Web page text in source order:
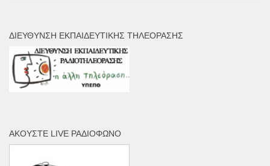
ΔΙΕΎΘΥΝΣΗ ΕΚΠΑΙΔΕΥΤΙΚΉΣ ΤΗΛΕΌΡΑΣΗΣ
ΑΚΟΎΣΤΕ LIVE ΡΑΔΙΌΦΩΝΟ